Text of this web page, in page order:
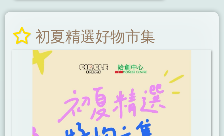
初夏精選好物市集